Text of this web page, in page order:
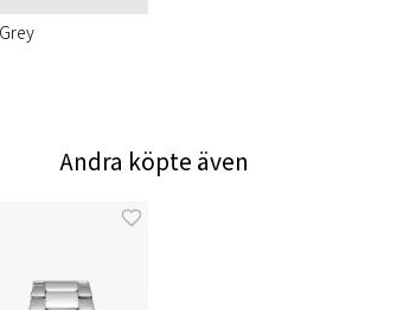
Andra köpte även